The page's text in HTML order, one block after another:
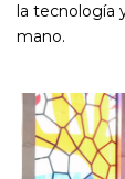
la tecnología
mano.